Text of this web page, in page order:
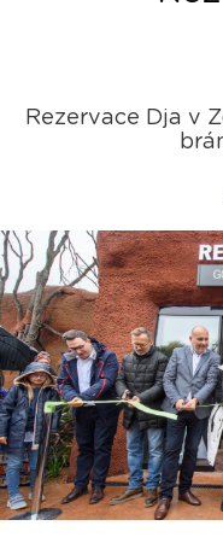
Rezervace Dja v